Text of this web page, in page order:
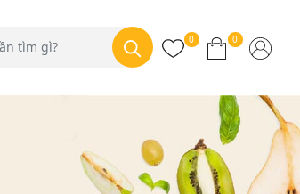
0 0